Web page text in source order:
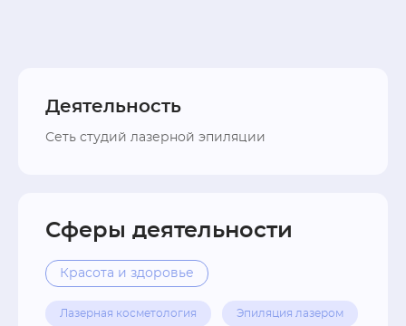
Деятельность
Сеть студий лазерной эпиляции
Сферы деятельности
Красота и здоровье
Лазерная косметология Эпиляция лазером